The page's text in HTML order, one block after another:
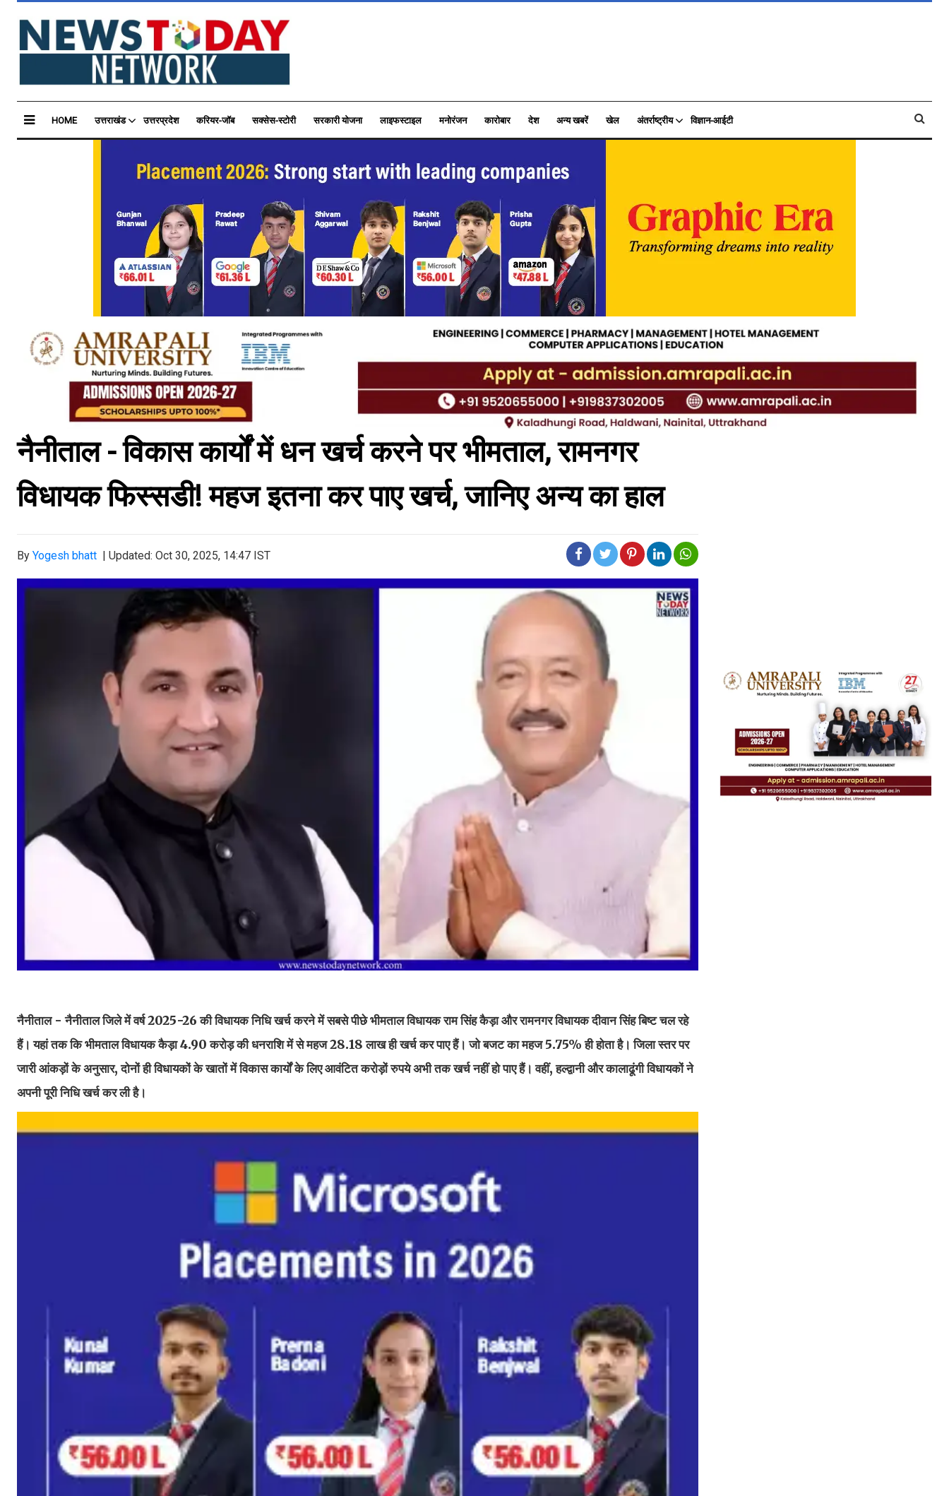
HOME उत्तराखंड उत्तरप्रदेश करियर-जॉब सक्सेस-स्टोरी सरकारी योजना लाइफस्टाइल मनोरंजन कारोबार देश अन्य खबरें खेल अंतर्राष्ट्रीय विज्ञान-आईटी
नैनीताल - विकास कार्यों में धन खर्च करने पर भीमताल, रामनगर
विधायक फिस्सडी! महज इतना कर पाए खर्च, जानिए अन्य का हाल
By Yogesh bhatt | Updated: Oct 30, 2025, 14:47 IST
नैनीताल - नैनीताल जिले में वर्ष 2025-26 की विधायक निधि खर्च करने में सबसे पीछे भीमताल विधायक राम सिंह कैड़ा और रामनगर विधायक दीवान सिंह बिष्ट चल रहे
हैं। यहां तक कि भीमताल विधायक कैड़ा 4.90 करोड़ की धनराशि में से महज 28.18 लाख ही खर्च कर पाए हैं। जो बजट का महज 5.75% ही होता है। जिला स्तर पर
जारी आंकड़ों के अनुसार, दोनों ही विधायकों के खातों में विकास कार्यों के लिए आवंटित करोड़ों रुपये अभी तक खर्च नहीं हो पाए हैं। वहीं, हल्द्वानी और कालाढूंगी विधायकों ने
अपनी पूरी निधि खर्च कर ली है।